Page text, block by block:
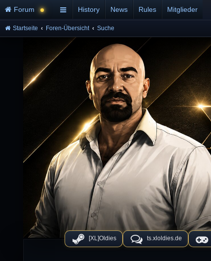
[XL]Oldies ts.xloldies.de
Forum History News Rules Mitglieder
Startseite Foren-Übersicht Suche